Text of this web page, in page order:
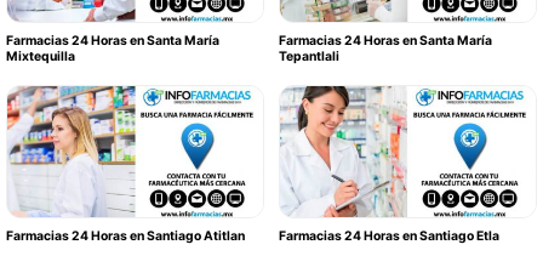
Farmacias 24 Horas en Santa María
Mixtequilla
Farmacias 24 Horas en Santa María
Tepantlali
Farmacias 24 Horas en Santiago Atitlan Farmacias 24 Horas en Santiago Etla